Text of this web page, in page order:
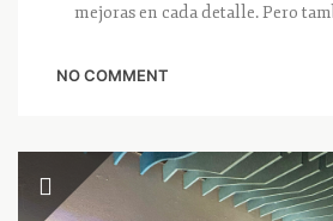
mejoras en cada detalle. Pero
NO COMMENT